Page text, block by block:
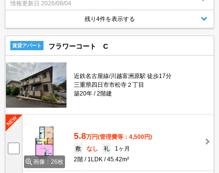
情報更新日 2026/08/04
残り4件を表示する
賃貸アパート フラワーコート C
近鉄名古屋線/川越富洲原駅 徒歩17分
三重県四日市市松寺２丁目
築20年
2階建
画像：26枚
5.8万円(管理費等：4,500円)
敷
なし 礼
1ヶ月
2階
1LDK 45.42m²